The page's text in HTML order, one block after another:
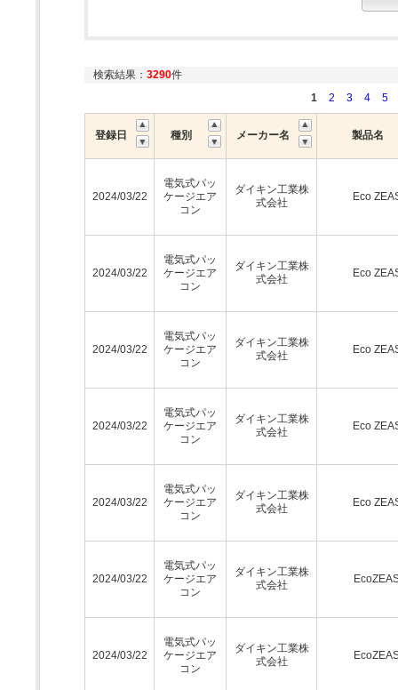
検索結果： 3290件
1
2 3 4 5
登録日 種別 メーカー名 製品名
2024/03/22
電気式パッ
ケージエア
コン
ダイキン工業株
式会社
Eco
2024/03/22
電気式パッ
ケージエア
コン
ダイキン工業株
式会社
Eco
2024/03/22
電気式パッ
ケージエア
コン
ダイキン工業株
式会社
Eco
2024/03/22
電気式パッ
ケージエア
コン
ダイキン工業株
式会社
Eco
2024/03/22
電気式パッ
ケージエア
コン
ダイキン工業株
式会社
Eco
2024/03/22
電気式パッ
ケージエア
コン
ダイキン工業株
式会社
2024/03/22
電気式パッ
ケージエア
コン
ダイキン工業株
式会社